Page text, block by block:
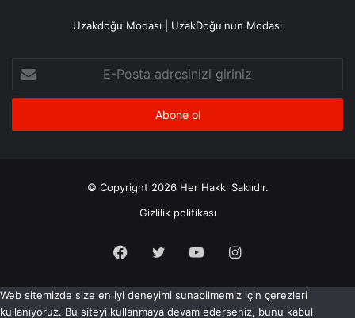
Uzakdoğu Modası | UzakDoğu'nun Modası
Posta
adresinizi
© Copyright 2026 Her Hakkı Saklıdır.
Gizlilik politikası
Facebook
X YouTubeInstagram
Web sitemizde size en iyi deneyimi sunabilmemiz için çerezleri
kullanıyoruz. Bu siteyi kullanmaya devam ederseniz, bunu kabul